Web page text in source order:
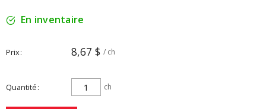
En inventaire
Prix 8,67 $ / ch
Quantité ch